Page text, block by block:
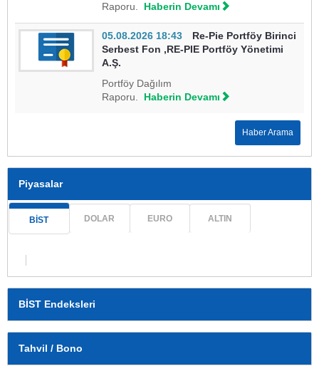
Raporu. Haberin Devamı
05.08.2026 18:43
Re-Pie Portföy Birinci
Serbest Fon ,RE-PIE Portföy Yönetimi
A.Ş.
Portföy Dağılım
Raporu. Haberin Devamı
Haber Arama
Piyasalar
BİST DOLAR EURO ALTIN
BİST Endeksleri
Tahvil / Bono